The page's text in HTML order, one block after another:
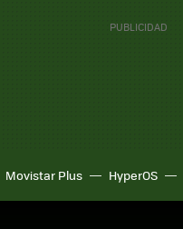
Movistar Plus HyperOS